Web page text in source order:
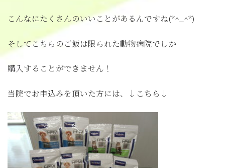
こんなにたくさんのいいことがあるんですね(*^_^*)
そしてこちらのご飯は限られた動物病院でしか
購入することができません！
当院でお申込みを頂いた方には、↓こちら↓